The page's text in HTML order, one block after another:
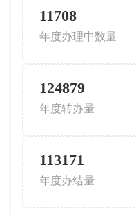
11708
年度办理中数量
124879
年度转办量
113171
年度办结量